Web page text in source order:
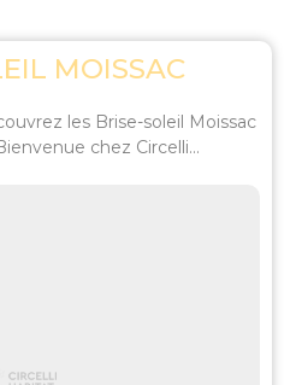
MOISSAC
les Brise-soleil Moissac
chez Circelli...